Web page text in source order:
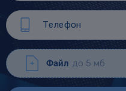
Файл до 5 мб